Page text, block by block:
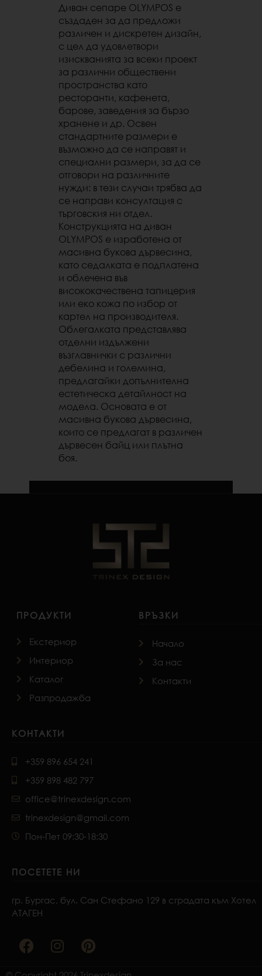
Диван сепаре OLYMPOS е
създаден за да предложи
различен и дискретен дизайн,
с цел да удовлетвори
изискванията за всеки проект
за различни обществени
пространства като
ресторанти, кафенета,
барове, заведения за бързо
хранене и др. Освен
стандартните размери е
възможно да се направят и
специални размери, за да се
отговори на различните
нужди: в тези случаи трябва да
се направи консултация с
търговския ни отдел.
Конструкцията на диван
OLYMPOS е изработена от
масивна букова дървесина,
като седалката е подплатена
и облечена във
висококачествена тапицерия
или еко кожа по избор от
картел на производителя.
Облегалката представлява
отделни издължени
възглавнички с различни
дебелина и големина,
предлагайки допълнителна
естетическа детайлност на
модела. Основата е от
масивна букова дървесина,
които се предлагат в различен
дървесен байц или плътна
боя.
ПРОДУКТИ
Екстериор
Интериор
Каталог
Разпродажба
ВРЪЗКИ
Начало
За нас
Контакти
КОНТАКТИ
+359 896 654 241
+359 898 482 797
office@trinexdesign.com
trinexdesign@gmail.com
Пон-Пет 09:30-18:30
ПОСЕТЕТЕ НИ
гр. Бургас, бул. Сан Стефано 129 в сградата към Хотел
АТАГЕН
a
c
e
n
s
t
i
n
t